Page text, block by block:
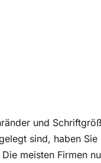
den aktuellen
zu konzipieren.
ist für das gesamte
großer Bedeutung.
sind an einem
damit beschäftigt,
und
sind, haben Sie
meisten Firmen